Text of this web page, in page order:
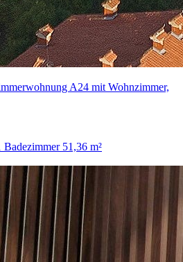
A24 mit Wohnzimmer,
Badezimmer 51,36 m²